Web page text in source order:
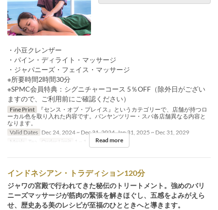
・小豆クレンザー
・パイン・ディライト・マッサージ
・ジャパニーズ・フェイス・マッサージ
※所要時間2時間30分
※SPMC会員特典：シグニチャーコース 5％OFF（除外日がござい
ますので、ご利用前にご確認ください）
Fine Print
『センス・オブ・プレイス』というカテゴリーで、店舗が持つロ
ーカル色を取り入れた内容です。バンヤンツリー・スパ各店舗異なる内容と
なります。
Valid Dates Dec 24, 2024 ~ Dec 31, 2024, Jan 31, 2025 ~ Dec 31, 2029
Meals
Tea Order Limit 1 ~ 1 Read more
インドネシアン・トラディション120分
ジャワの宮殿で行われてきた秘伝のトリートメント。強めのバリ
ニーズマッサージが筋肉の緊張を解きほぐし、五感をよみがえら
せ、歴史ある美のレシピが至福のひとときへと導きます。